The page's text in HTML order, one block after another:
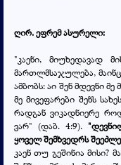
ღირ. ეფრემ ასურელი:
"კაენი, მიუხედავად
მართლმსაჯულება,
ამბობს: აი შენ მდევნი
მე მივეფარები შენს
რადგან ვიკადნიერე
ვარ" (დაბ. 4:9).
ყოველ შემხვედრს
კაენ თუ გეშინია